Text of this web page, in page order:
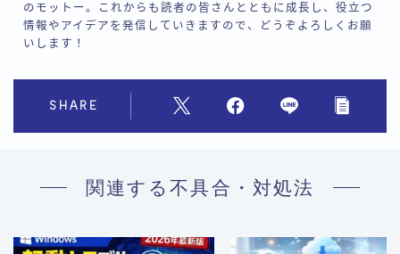
のモットー。これからも読者の皆さんとともに成長し、役立つ
情報やアイデアを発信していきますので、どうぞよろしくお願
いします！
SHARE
関連する不具合・対処法